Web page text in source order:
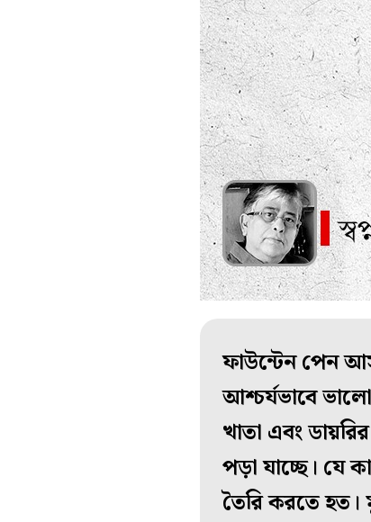
ফাউন্টেন পেন
আশ্চর্য‌ভাবে
খাতা এবং
পড়া যাচ্ছে। যে
তৈরি করতে হত।